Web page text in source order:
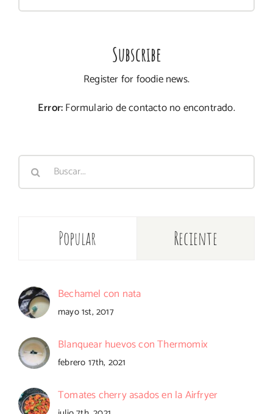
Subscribe
Register for foodie news.
Error:Formulario de contacto no encontrado.
Popular Reciente
Bechamel con nata
mayo 1st, 2017
Blanquear huevos con Thermomix
febrero 17th, 2021
Tomates cherry asados en la Airfryer